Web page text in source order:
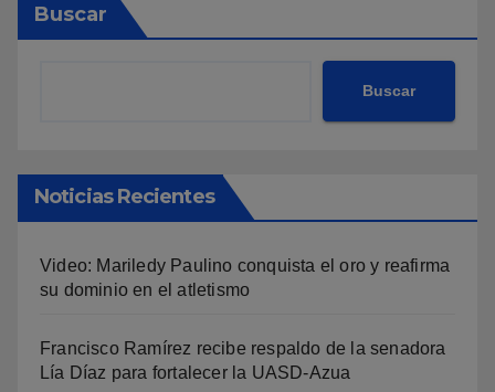
Buscar
Buscar
Noticias Recientes
Video: Mariledy Paulino conquista el oro y reafirma
su dominio en el atletismo
Francisco Ramírez recibe respaldo de la senadora
Lía Díaz para fortalecer la UASD-Azua